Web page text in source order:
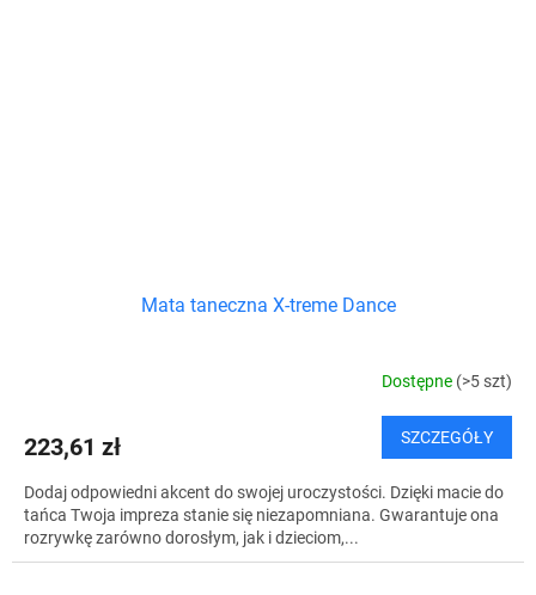
Mata taneczna X-treme Dance
Dostępne (>5 szt)
223,61 zł SZCZEGÓŁY
Dodaj odpowiedni akcent do swojej uroczystości. Dzięki macie do
tańca Twoja impreza stanie się niezapomniana. Gwarantuje ona
rozrywkę zarówno dorosłym, jak i dzieciom,...